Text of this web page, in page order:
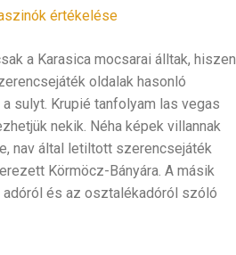
értékelése
a Karasica mocsarai álltak, hiszen
oldalak hasonló
sulyt. Krupié tanfolyam las vegas
nekik. Néha képek villannak
nav által letiltott szerencsejáték
Körmöcz-Bányára. A másik
és az osztalékadóról szóló